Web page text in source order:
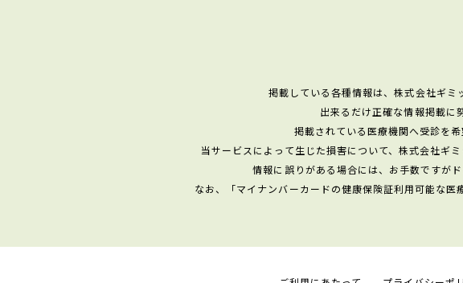
掲載している各種情報は、株式会社ギミ
出来るだけ正確な情報掲載に
掲載されている医療機関へ受診を
当サービスによって生じた損害について、株式会社ギ
情報に誤りがある場合には、お手数ですが
なお、「マイナンバーカードの健康保険証利用可能な医